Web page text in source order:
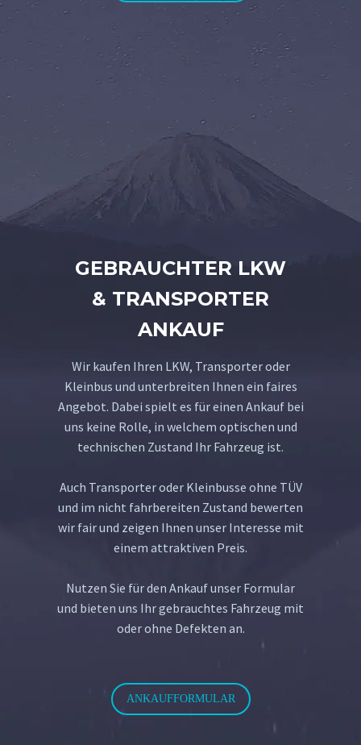
GEBRAUCHTER LKW
& TRANSPORTER
ANKAUF
Wir kaufen Ihren LKW, Transporter oder
Kleinbus und unterbreiten Ihnen ein faires
Angebot. Dabei spielt es für einen Ankauf bei
uns keine Rolle, in welchem optischen und
technischen Zustand Ihr Fahrzeug ist.
Auch Transporter oder Kleinbusse ohne TÜV
und im nicht fahrbereiten Zustand bewerten
wir fair und zeigen Ihnen unser Interesse mit
einem attraktiven Preis.
Nutzen Sie für den Ankauf unser Formular
und bieten uns Ihr gebrauchtes Fahrzeug mit
oder ohne Defekten an.
ANKAUFFORMULAR